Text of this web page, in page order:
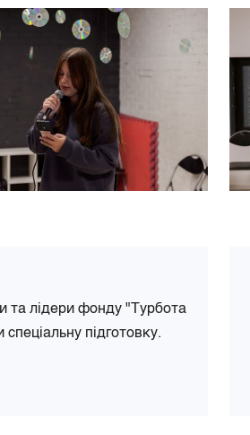
та лідери фонду "Турбота
підготовку.